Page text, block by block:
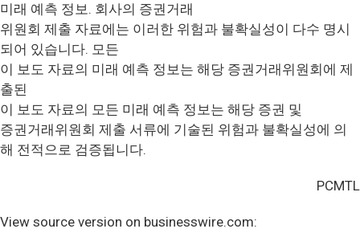
미래 예측 정보. 회사의 증권거래
위원회 제출 자료에는 이러한 위험과 불확실성이 다수 명시
되어 있습니다. 모든
이 보도 자료의 미래 예측 정보는 해당 증권거래위원회에 제
출된
이 보도 자료의 모든 미래 예측 정보는 해당 증권 및
증권거래위원회 제출 서류에 기술된 위험과 불확실성에 의
해 전적으로 검증됩니다.
PCMTL
View source version on businesswire.com: